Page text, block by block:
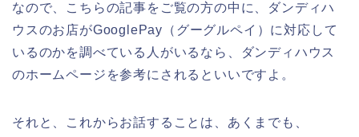
なので、こちらの記事をご覧の方の中に、ダンディハ
ウスのお店がGooglePay（グーグルペイ）に対応して
いるのかを調べている人がいるなら、ダンディハウス
のホームページを参考にされるといいですよ。
それと、これからお話することは、あくまでも、